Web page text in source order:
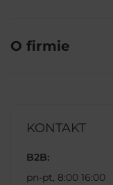
O firmie
KONTAKT
B2B:
pn-pt, 8:00 16:00